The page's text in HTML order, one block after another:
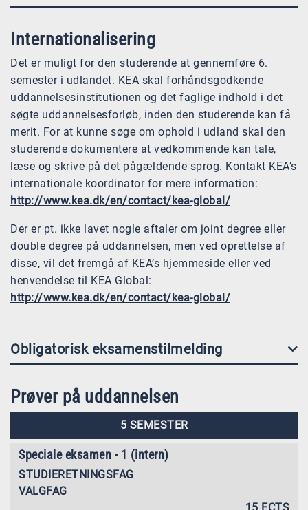
Internationalisering
Det er muligt for den studerende at gennemføre 6.
semester i udlandet. KEA skal forhåndsgodkende
uddannelsesinstitutionen og det faglige indhold i det
søgte uddannelsesforløb, inden den studerende kan få
merit. For at kunne søge om ophold i udland skal den
studerende dokumentere at vedkommende kan tale,
læse og skrive på det pågældende sprog. Kontakt KEA’s
internationale koordinator for mere information:
http://www.kea.dk/en/contact/kea-global/
Der er pt. ikke lavet nogle aftaler om joint degree eller
double degree på uddannelsen, men ved oprettelse af
disse, vil det fremgå af KEA’s hjemmeside eller ved
henvendelse til KEA Global:
http://www.kea.dk/en/contact/kea-global/
Obligatorisk eksamenstilmelding
Prøver på uddannelsen
5 SEMESTER
Speciale eksamen - 1 (intern)
STUDIERETNINGSFAG
VALGFAG